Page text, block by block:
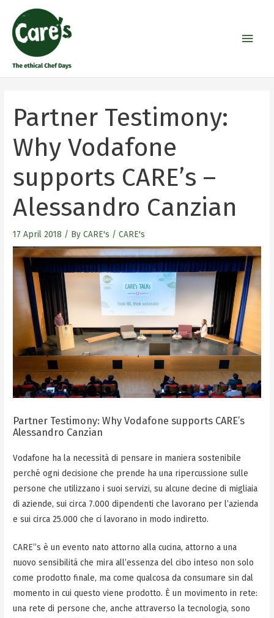
content
Partner Testimony:
Why Vodafone
supports CARE’s –
Alessandro Canzian
17 April 2018 / ByCARE's /CARE's
Partner Testimony: Why Vodafone supports CARE’s
Alessandro Canzian
Vodafone ha la necessità di pensare in maniera sostenibile
perché ogni decisione che prende ha una ripercussione sulle
persone che utilizzano i suoi servizi, su alcune decine di migliaia
di aziende, sui circa 7.000 dipendenti che lavorano per l’azienda
e sui circa 25.000 che ci lavorano in modo indiretto.
CARE’’s è un evento nato attorno alla cucina, attorno a una
nuovo sensibilitá che mira all’essenza del cibo inteso non solo
come prodotto finale, ma come qualcosa da consumare sin dal
momento in cui questo viene prodotto. È un movimento in rete:
una rete di persone che, anche attraverso la tecnologia, sono